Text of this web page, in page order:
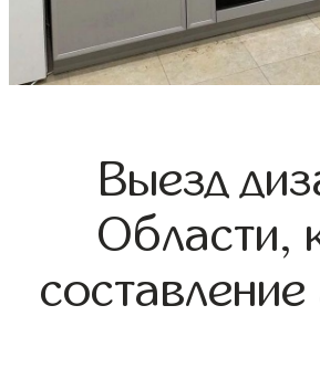
Выезд
Области,